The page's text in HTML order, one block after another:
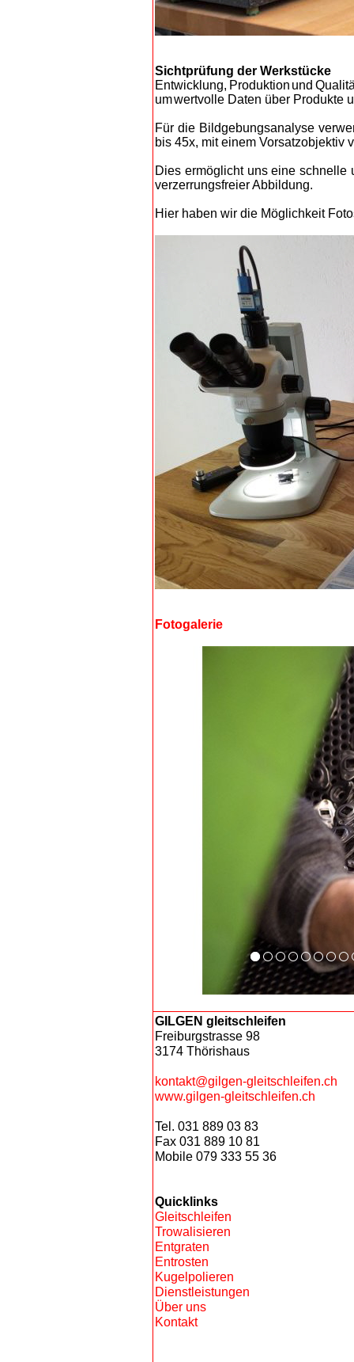
Sichtprüfung der Werkstücke
Entwicklung, Produktion und
um wertvolle Daten über Produkte
Für die Bildgebungsanalyse
bis 45x, mit einem Vorsatzobjektiv
Dies ermöglicht uns eine schnelle
verzerrungsfreier Abbildung.
Hier haben wir die Möglichkeit
Fotogalerie
GILGEN gleitschleifen
Freiburgstrasse 98
3174 Thörishaus
kontakt@gilgen-gleitschleifen.ch
www.gilgen-gleitschleifen.ch
Tel. 031 889 03 83
Fax 031 889 10 81
Mobile 079 333 55 36
Quicklinks
Gleitschleifen
Trowalisieren
Entgraten
Entrosten
Kugelpolieren
Dienstleistungen
Über uns
Kontakt